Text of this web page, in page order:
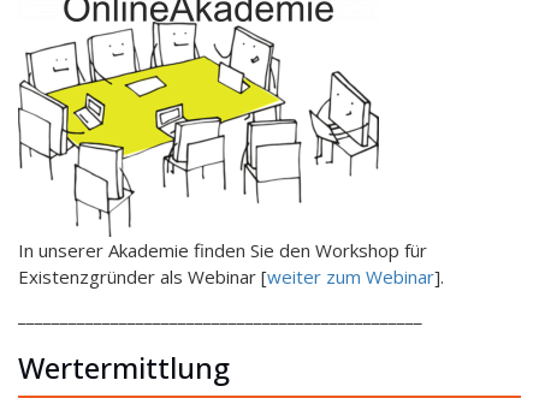
In unserer Akademie finden Sie den Workshop für
Existenzgründer als Webinar [weiter zum Webinar].
Wertermittlung